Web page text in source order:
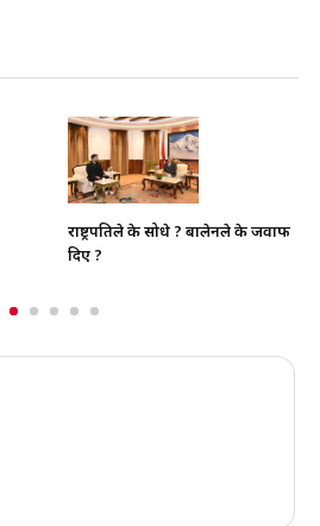
राष्ट्रपतिले के सोधे ? बालेनले के जवाफ